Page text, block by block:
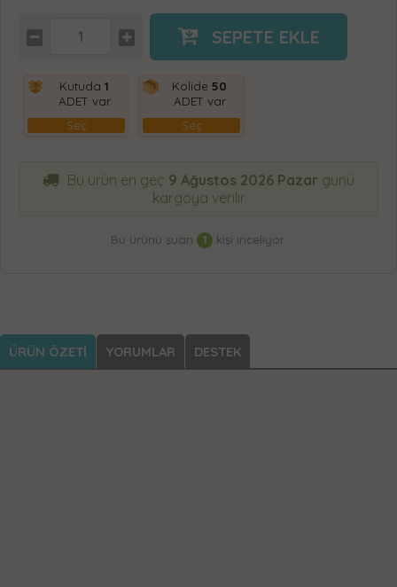
SEPETE EKLE
Kutuda 1
ADET var
Seç
Kolide 50
ADET var
Seç
Bu ürün en geç 9 Ağustos 2026 Pazar günü
kargoya verilir
Bu ürünü şuan 1 kişi inceliyor.
ÜRÜN ÖZETİ YORUMLAR DESTEK